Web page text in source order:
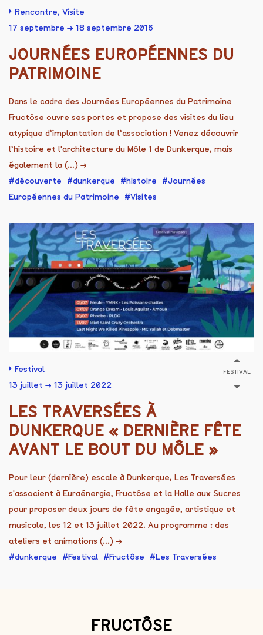
Rencontre, Visite
17 septembre → 18 septembre 2016
JOURNÉES EUROPÉENNES DU
PATRIMOINE
Dans le cadre des Journées Européennes du Patrimoine
Fructôse ouvre ses portes et propose des visites du lieu
atypique d’implantation de l’association ! Venez découvrir
l’histoire et l'architecture du Môle 1 de Dunkerque, mais
également la (...) →
découverte
dunkerque histoire
Journées
Européennes du Patrimoine
Visites
Festival
13 juillet → 13 juillet 2022
FESTIVAL
LES TRAVERSÉES À
DUNKERQUE « DERNIÈRE FÊTE
AVANT LE BOUT DU MÔLE »
Pour leur (dernière) escale à Dunkerque, Les Traversées
s'associent à Euraénergie, Fructôse et la Halle aux Sucres
pour proposer deux jours de fête engagée, artistique et
musicale, les 12 et 13 juillet 2022. Au programme : des
ateliers et animations (...) →
dunkerque
Festival Fructôse Les Traversées
FRUCTÔSE